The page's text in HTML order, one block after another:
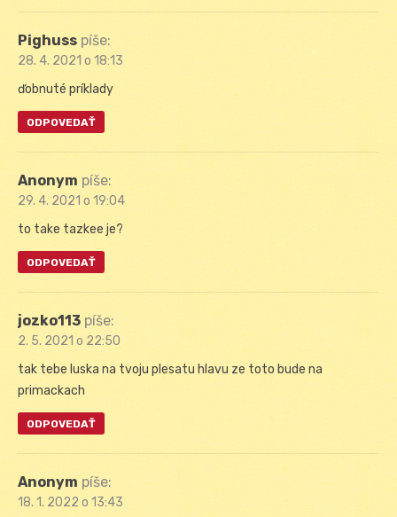
Pighuss píše:
28. 4. 2021 o 18:13
ďobnuté príklady
ODPOVEDAŤ
Anonym píše:
29. 4. 2021 o 19:04
to take tazkee je?
ODPOVEDAŤ
jozko113 píše:
2. 5. 2021 o 22:50
tak tebe luska na tvoju plesatu hlavu ze toto bude na
primackach
ODPOVEDAŤ
Anonym píše:
18. 1. 2022 o 13:43